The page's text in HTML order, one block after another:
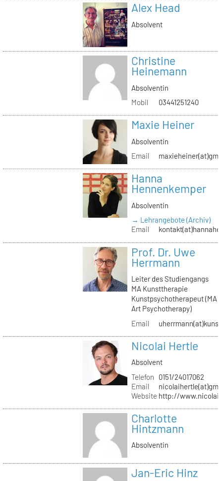
Alex Head
Absolvent
Christine
Heinemann
Absolventin
Mobil
03441251240
Maxie Heiner
Absolventin
Email
Hanna
Hennenkemper
Absolventin
→ Lehrangebote (Archiv)
Email
Prof. Dr. Uwe
Herrmann
Leiter des Studiengangs
MA Kunsttherapie
Kunstpsychotherapeut (MA
Art Psychotherapy)
Email
Nicolai Hertle
Absolvent
Telefon
0151/24017062
Email
Website http://
Charlotte
Hintzmann
Absolventin
Jan-Eric Hinz